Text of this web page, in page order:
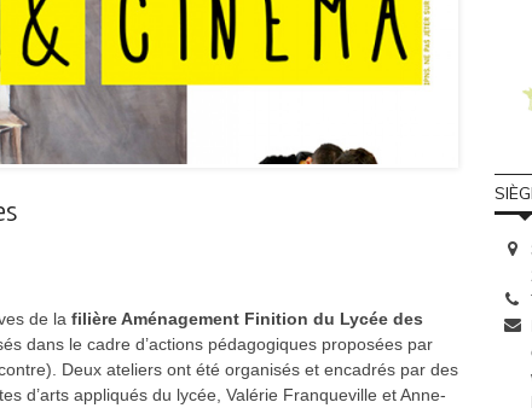
de la filière Aménagement Finition du Lycée des
dans le cadre d’actions pédagogiques proposées par
Deux ateliers ont été organisés et encadrés par des
d’arts appliqués du lycée, Valérie Franqueville et Anne-